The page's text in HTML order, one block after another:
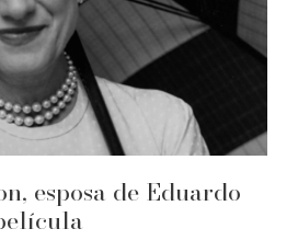
esposa de Eduardo